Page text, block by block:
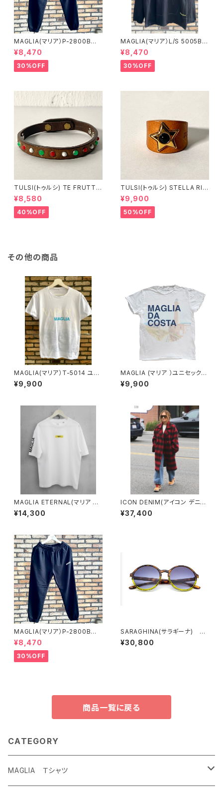
MAGLIA(マリア）P-2800B
ユニセックス スプリングスウ
ェットパンツ ブラック
¥8,470
30%OFF
MAGLIA(マリア）L/S 5005B
ブラックＸブラック ロングスリ
ーブＴシャツ
¥8,470
30%OFF
TULSI(トゥルシ) TE FRUTTI
NO BIANCO ROSSO VERDE
¥8,580
40%OFF
TULSI(トゥルシ) STELLA RIN
G ONICE
¥9,900
50%OFF
その他の商品
MAGLIA(マリア）T-5014 ユニ
セックスWプリントＴシャツ NAP
OLI ナポリブルー
¥9,900
MAGLIA (マリア ）ユニセックス
Ｔシャツ Ｔ-7007
¥9,900
MAGLIA ETERNAL(マリア エ
ターナル）ユニセックスＴシャツE
T.T1000W White
¥14,300
ICON DENIM(アイコン デニム)
WOMAN IRIS ECO ストレート
FIT オーガニックコットンジーン
¥37,400
MAGLIA(マリア）P-2800B
ユニセックス スプリングスウ
ェットパンツ ブラック
¥8,470
30%OFF
SARAGHINA(サラギーナ) NA
DINE 402-LA 紫外線カット
率 99.9％
¥30,800
商品一覧に戻る
CATEGORY
MAGLIA Ｔシャツ